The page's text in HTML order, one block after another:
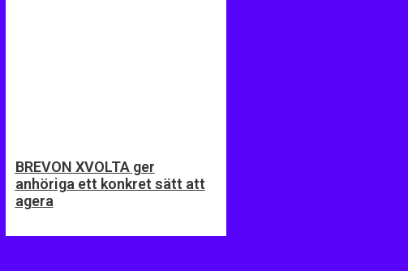
BREVON XVOLTA ger
anhöriga ett konkret sätt att
agera